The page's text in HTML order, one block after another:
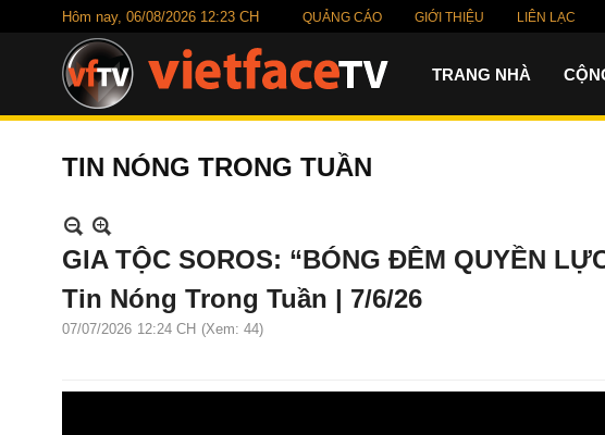
Hôm nay, 06/08/2026 12:23 CH QUẢNG CÁO GIỚI THIỆU LIÊN LẠC
TRANG NHÀ
TIN NÓNG TRONG TUẦN
GIA TỘC SOROS: “BÓNG ĐÊM QUYỀN
Tin Nóng Trong Tuần | 7/6/26
07/07/2026 12:24 CH (Xem: 44)